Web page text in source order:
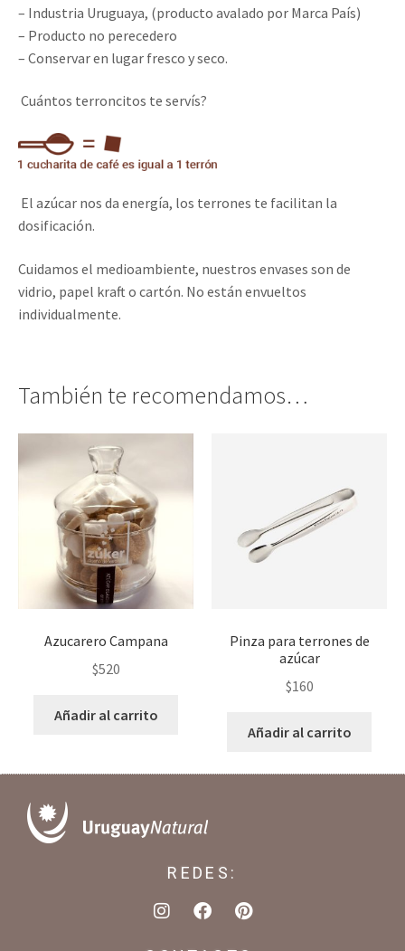
También te recomendamos…
Azucarero Campana
$520
Añadir al carrito
Pinza para terrones de
azúcar
$160
Añadir al carrito
– Industria Uruguaya, (producto avalado por Marca País)
– Producto no perecedero
– Conservar en lugar fresco y seco.
Cuántos terroncitos te servís?
El azúcar nos da energía, los terrones te facilitan la
dosificación.
Cuidamos el medioambiente, nuestros envases son de
vidrio, papel kraft o cartón. No están envueltos
individualmente.
REDES: